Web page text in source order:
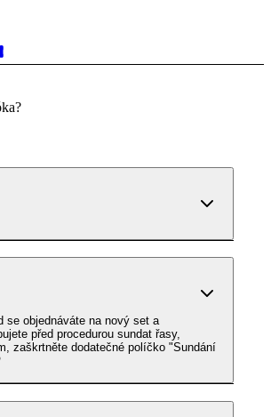
se objednáváte na nový set a
před procedurou sundat řasy,
zaškrtněte dodatečné políčko "Sundání